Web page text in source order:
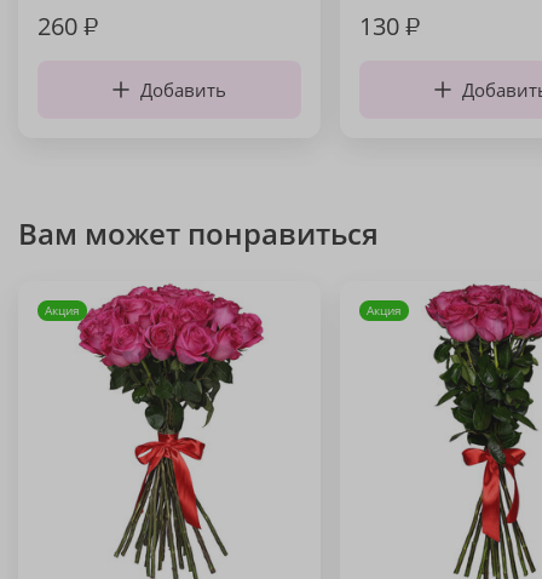
260₽
Добавить
130₽
Вам может понравиться
Акция Акция